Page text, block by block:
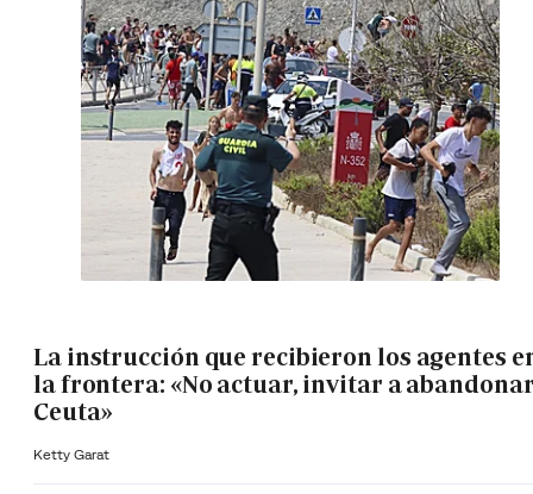
La instrucción que recibieron los agentes
la frontera: «No actuar, invitar a
Ceuta»
Ketty Garat